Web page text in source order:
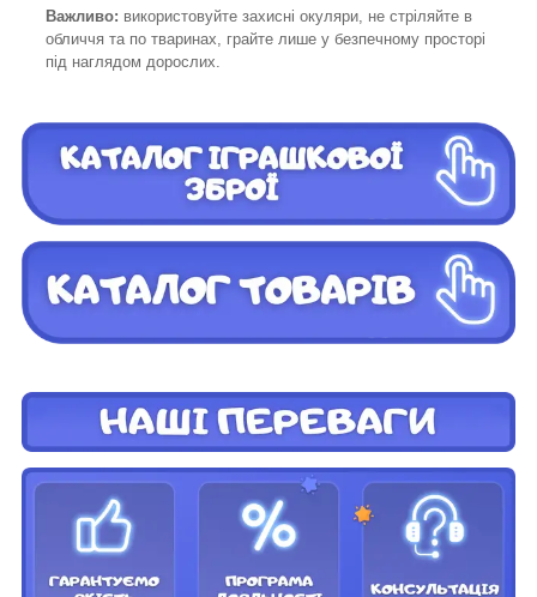
Важливо: використовуйте захисні окуляри, не стріляйте в
обличчя та по тваринах, грайте лише у безпечному просторі
під наглядом дорослих.